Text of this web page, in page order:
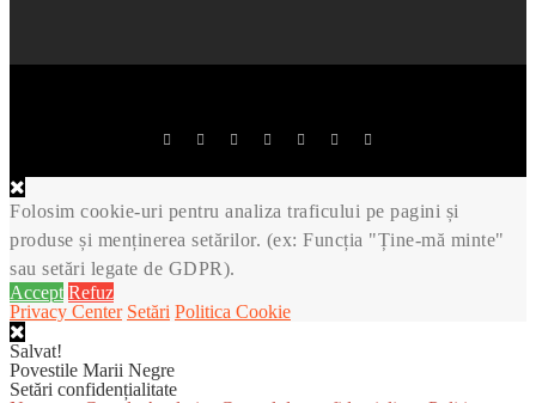
Folosim cookie-uri pentru analiza traficului pe pagini și
produse și menținerea setărilor. (ex: Funcția "Ține-mă minte"
sau setări legate de GDPR).
Accept Refuz
Privacy Center Setări Politica Cookie
Salvat!
Povestile Marii Negre
Setări confidențialitate